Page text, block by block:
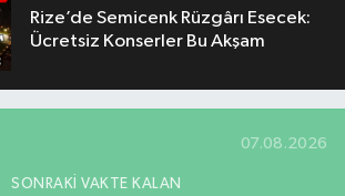
Rize’de Semicenk Rüzgârı Esecek:
Ücretsiz Konserler Bu Akşam
07.08.2026
SONRAKI VAKTE KALAN